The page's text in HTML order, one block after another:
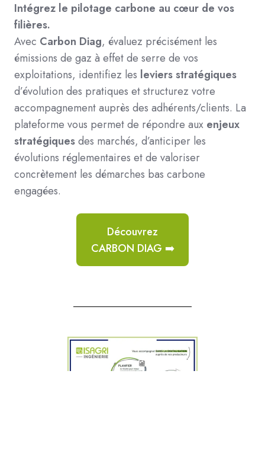
Intégrez le pilotage carbone au cœur de vos
filières.
Avec Carbon Diag, évaluez précisément les
émissions de gaz à effet de serre de vos
exploitations, identifiez les leviers stratégiques
d’évolution des pratiques et structurez votre
accompagnement auprès des adhérents/clients. La
plateforme vous permet de répondre aux enjeux
stratégiquesdes marchés, d’anticiper les
évolutions réglementaires et de valoriser
concrètement les démarches bas carbone
engagées.
Découvrez
CARBON DIAG ➡️